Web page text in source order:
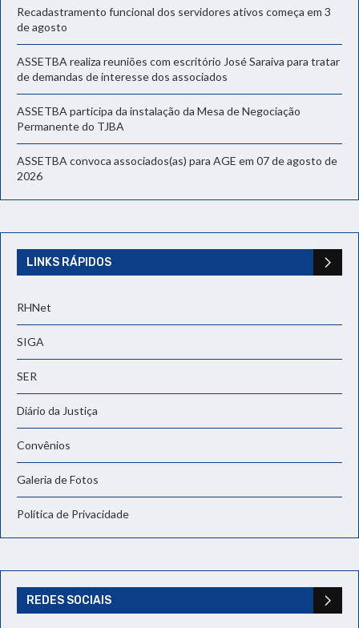
Recadastramento funcional dos servidores ativos começa em 3
de agosto
ASSETBA realiza reuniões com escritório José Saraiva para tratar
de demandas de interesse dos associados
ASSETBA participa da instalação da Mesa de Negociação
Permanente do TJBA
ASSETBA convoca associados(as) para AGE em 07 de agosto de
2026
LINKS RÁPIDOS
RHNet
SIGA
SER
Diário da Justiça
Convênios
Galeria de Fotos
Política de Privacidade
REDES SOCIAIS